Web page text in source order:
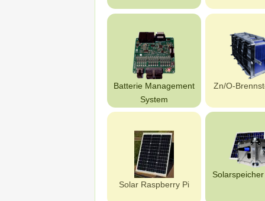
Batterie Management
System
Zn/O-
Solar Raspberry Pi